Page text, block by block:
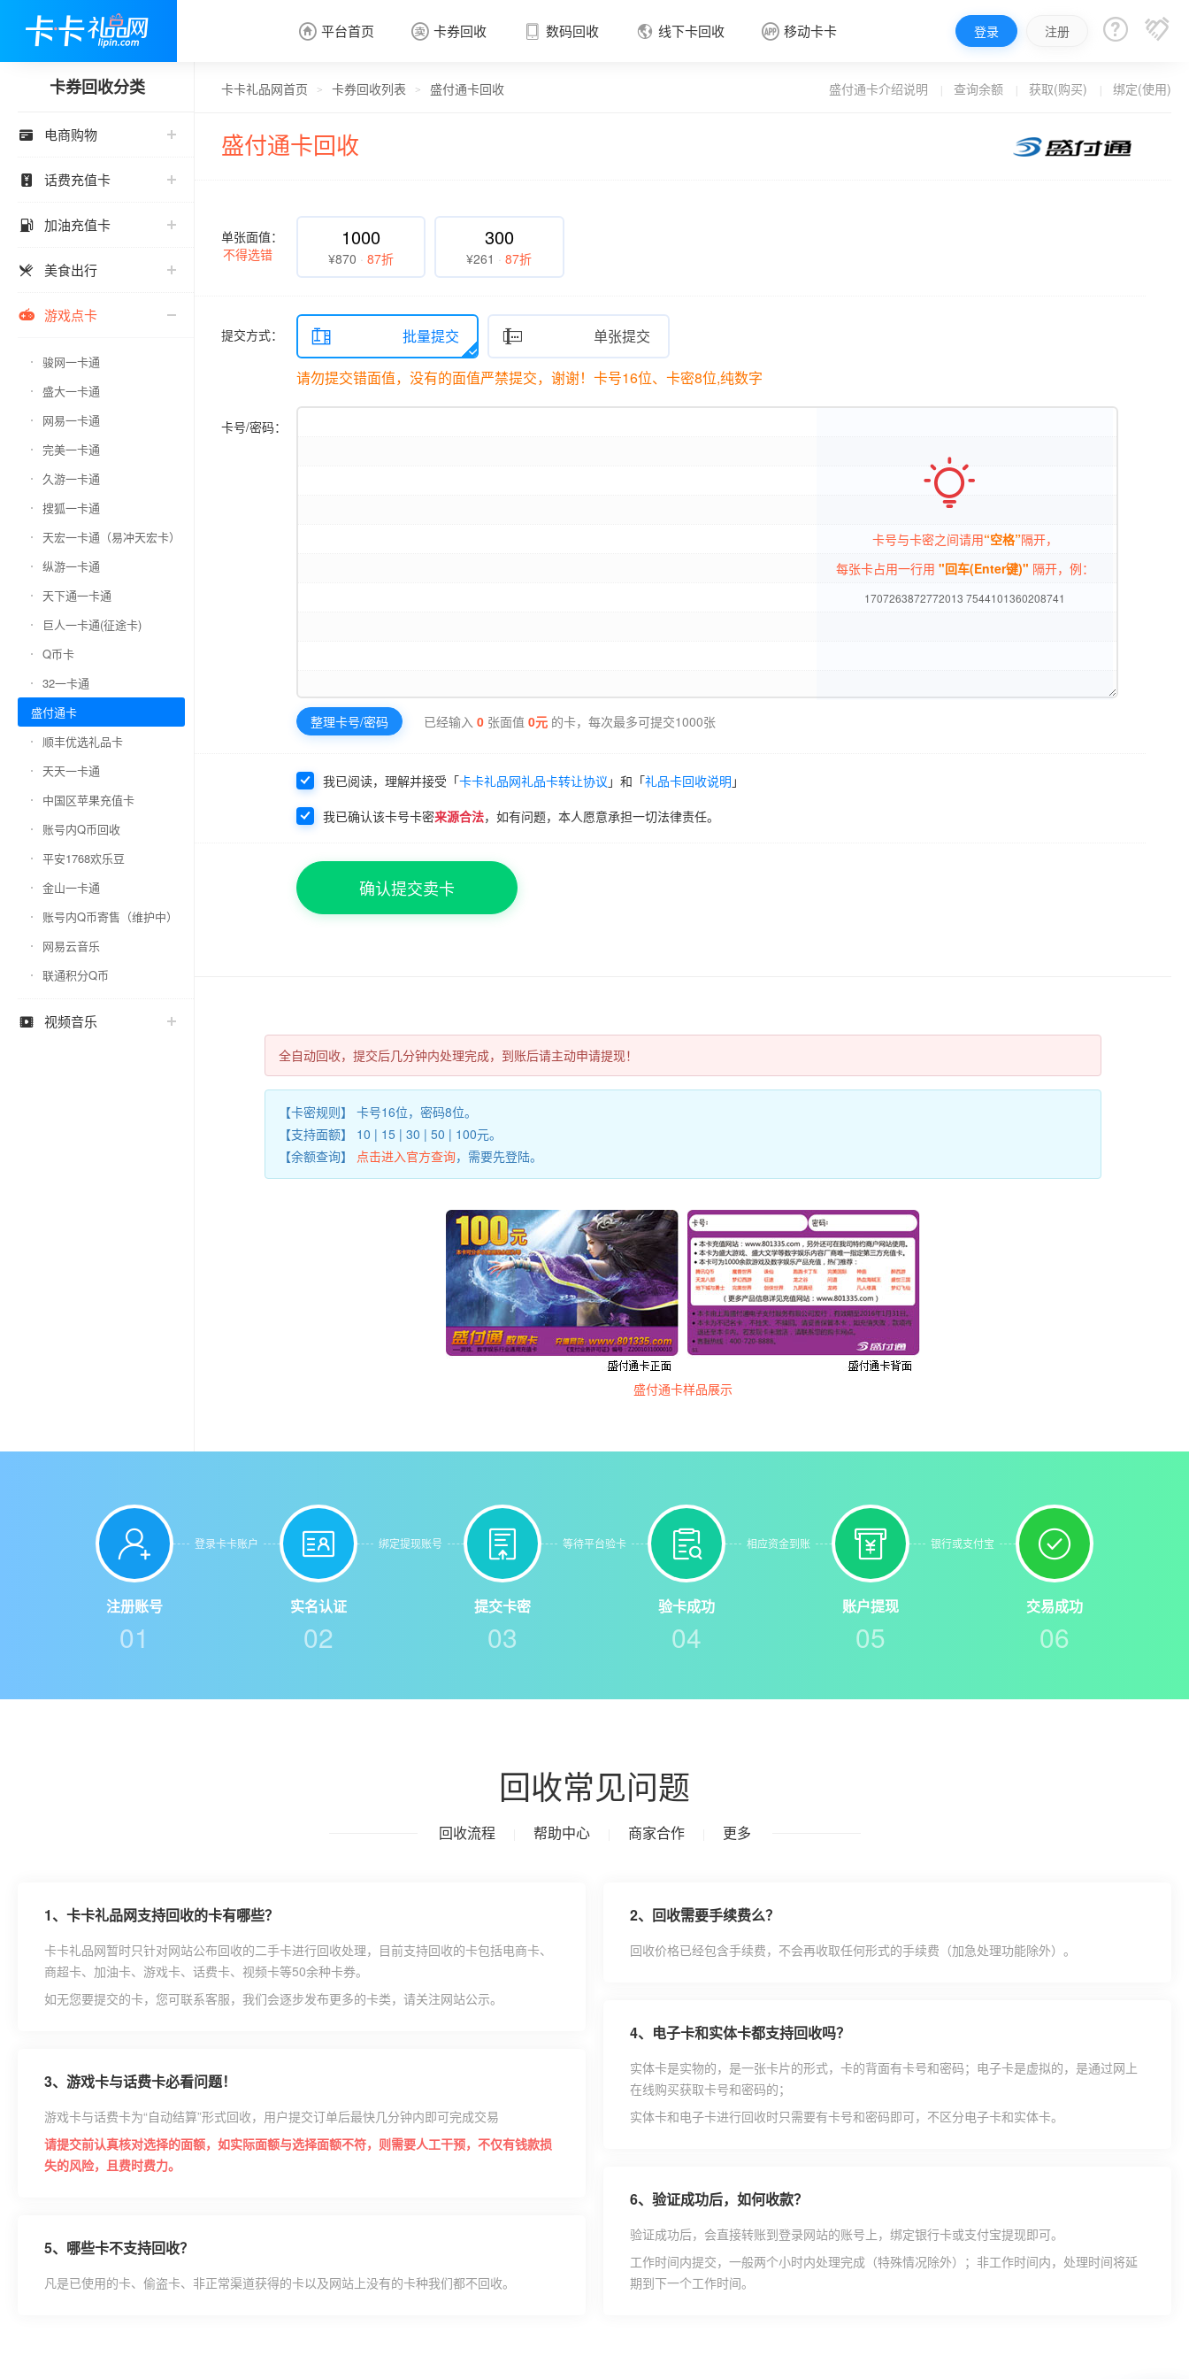
 平台首页  卡券回收
 卡券回收
 数码回收  线下卡回收  移动卡卡 登录 注册  
卡券回收分类
 电商购物
 话费充值卡
 加油充值卡
 美食出行
 游戏点卡
骏网一卡通
盛大一卡通
网易一卡通
完美一卡通
久游一卡通
搜狐一卡通
天宏一卡通（易冲天宏卡）
纵游一卡通
天下通一卡通
巨人一卡通(征途卡)
Q币卡
32一卡通
盛付通卡
顺丰优选礼品卡
天天一卡通
中国区苹果充值卡
账号内Q币回收
平安1768欢乐豆
金山一卡通
账号内Q币寄售（维护中）
网易云音乐
联通积分Q币
 视频音乐
盛付通卡介绍说明 查询余额 获取(购买) 绑定(使用)
卡卡礼品网首页 > 卡券回收列表 > 盛付通卡回收
盛付通卡回收
单张面值：
不得选错
1000
¥870 · 87折
300
¥261 · 87折
提交方式：  批量提交  单张提交
请勿提交错面值，没有的面值严禁提交，谢谢！卡号16位、卡密8位,纯数字
卡号/密码：

卡号与卡密之间请用“空格”隔开，
每张卡占用一行用 "回车(Enter键)" 隔开，例：
1707263872772013 7544101360208741
整理卡号/密码 已经输入 0张面值 0元的卡，每次最多可提交1000张
我已阅读，理解并接受「卡卡礼品网礼品卡转让协议 」和「礼品卡回收说明 」
我已确认该卡号卡密来源合法，如有问题，本人愿意承担一切法律责任。
确认提交卖卡
全自动回收，提交后几分钟内处理完成，到账后请主动申请提现！
【卡密规则】 卡号16位，密码8位。
【支持面额】 10 | 15 | 30 | 50 | 100元。
【余额查询】 点击进入官方查询，需要先登陆。
盛付通卡样品展示

注册账号
01
登录卡卡账户 
实名认证
02
绑定提现账号 
提交卡密
03
等待平台验卡 
验卡成功
04
相应资金到账 
账户提现
05
银行或支付宝 
交易成功
06
回收常见问题
回收流程 帮助中心 商家合作 更多
1、 卡卡礼品网支持回收的卡有哪些？
卡卡礼品网暂时只针对网站公布回收的二手卡进行回收处理，目前支持回收的卡包括电商卡、
商超卡、加油卡、游戏卡、话费卡、视频卡等50余种卡券。
如无您要提交的卡，您可联系客服，我们会逐步发布更多的卡类，请关注网站公示。
3、 游戏卡与话费卡必看问题！
游戏卡与话费卡为“自动结算”形式回收，用户提交订单后最快几分钟内即可完成交易
请提交前认真核对选择的面额，如实际面额与选择面额不符，则需要人工干预，不仅有钱款损
失的风险，且费时费力。
5、 哪些卡不支持回收？
凡是已使用的卡、偷盗卡、非正常渠道获得的卡以及网站上没有的卡种我们都不回收。
2、 回收需要手续费么？
回收价格已经包含手续费，不会再收取任何形式的手续费（加急处理功能除外）。
4、 电子卡和实体卡都支持回收吗？
实体卡是实物的，是一张卡片的形式，卡的背面有卡号和密码；电子卡是虚拟的，是通过网上
在线购买获取卡号和密码的；
实体卡和电子卡进行回收时只需要有卡号和密码即可，不区分电子卡和实体卡。
6、 验证成功后，如何收款？
验证成功后，会直接转账到登录网站的账号上，绑定银行卡或支付宝提现即可。
工作时间内提交，一般两个小时内处理完成（特殊情况除外）；非工作时间内，处理时间将延
期到下一个工作时间。